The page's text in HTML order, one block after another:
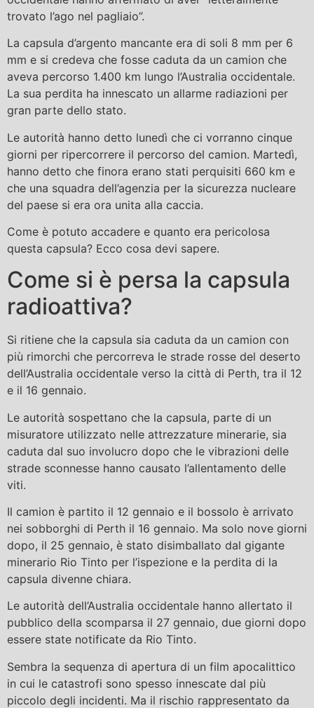
trovato l’ago nel pagliaio”.
La capsula d’argento mancante era di soli 8 mm per 6
mm e si credeva che fosse caduta da un camion che
aveva percorso 1.400 km lungo l’Australia occidentale.
La sua perdita ha innescato un allarme radiazioni per
gran parte dello stato.
Le autorità hanno detto lunedì che ci vorranno cinque
giorni per ripercorrere il percorso del camion. Martedì,
hanno detto che finora erano stati perquisiti 660 km e
che una squadra dell’agenzia per la sicurezza nucleare
del paese si era ora unita alla caccia.
Come è potuto accadere e quanto era pericolosa
questa capsula? Ecco cosa devi sapere.
Come si è persa la capsula
radioattiva?
Si ritiene che la capsula sia caduta da un camion con
più rimorchi che percorreva le strade rosse del deserto
dell’Australia occidentale verso la città di Perth, tra il 12
e il 16 gennaio.
Le autorità sospettano che la capsula, parte di un
misuratore utilizzato nelle attrezzature minerarie, sia
caduta dal suo involucro dopo che le vibrazioni delle
strade sconnesse hanno causato l’allentamento delle
viti.
Il camion è partito il 12 gennaio e il bossolo è arrivato
nei sobborghi di Perth il 16 gennaio. Ma solo nove giorni
dopo, il 25 gennaio, è stato disimballato dal gigante
minerario Rio Tinto per l’ispezione e la perdita di la
capsula divenne chiara.
Le autorità dell’Australia occidentale hanno allertato il
pubblico della scomparsa il 27 gennaio, due giorni dopo
essere state notificate da Rio Tinto.
Sembra la sequenza di apertura di un film apocalittico
in cui le catastrofi sono spesso innescate dal più
piccolo degli incidenti. Ma il rischio rappresentato da